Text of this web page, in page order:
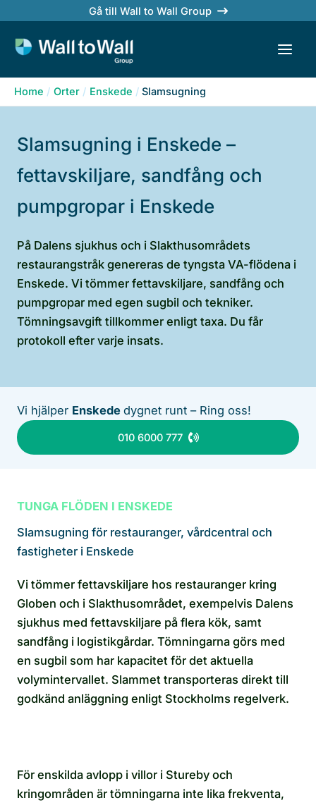
content
Gå till Wall to Wall Group
Home Orter Enskede Slamsugning
Slamsugning i Enskede –
fettavskiljare, sandfång och
pumpgropar i Enskede
På Dalens sjukhus och i Slakthusområdets
restaurangstråk genereras de tyngsta VA-flödena i
Enskede. Vi tömmer fettavskiljare, sandfång och
pumpgropar med egen sugbil och tekniker.
Tömningsavgift tillkommer enligt taxa. Du får
protokoll efter varje insats.
Vi hjälper Enskede dygnet runt – Ring oss!
010 6000 777
TUNGA FLÖDEN I ENSKEDE
Slamsugning för restauranger, vårdcentral och
fastigheter i Enskede
Vi tömmer fettavskiljare hos restauranger kring
Globen och i Slakthusområdet, exempelvis Dalens
sjukhus med fettavskiljare på flera kök, samt
sandfång i logistikgårdar. Tömningarna görs med
en sugbil som har kapacitet för det aktuella
volymintervallet. Slammet transporteras direkt till
godkänd anläggning enligt Stockholms regelverk.
För enskilda avlopp i villor i Stureby och
kringområden är tömningarna inte lika frekventa,